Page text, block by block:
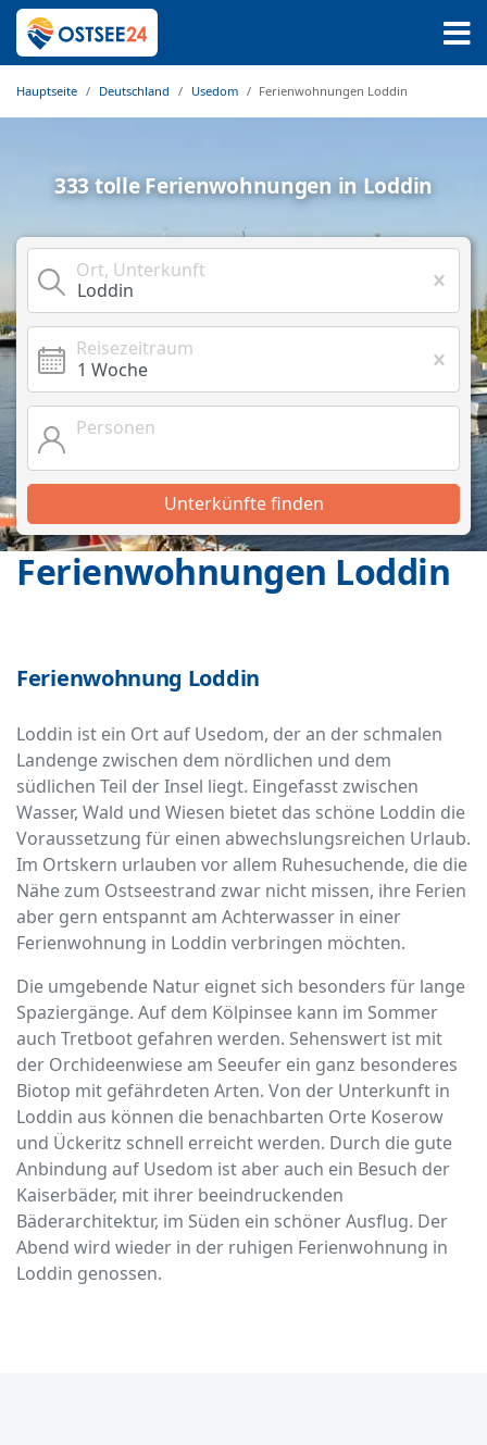
Hauptseite Deutschland Usedom Ferienwohnungen Loddin
333 tolle Ferienwohnungen in Loddin
Ort, Unterkunft
Reisezeitraum
Personen
Unterkünfte finden
Ferienwohnungen Loddin
Ferienwohnung Loddin
Loddin ist ein Ort auf Usedom, der an der schmalen
Landenge zwischen dem nördlichen und dem
südlichen Teil der Insel liegt. Eingefasst zwischen
Wasser, Wald und Wiesen bietet das schöne Loddin die
Voraussetzung für einen abwechslungsreichen Urlaub.
Im Ortskern urlauben vor allem Ruhesuchende, die die
Nähe zum Ostseestrand zwar nicht missen, ihre Ferien
aber gern entspannt am Achterwasser in einer
Ferienwohnung in Loddin verbringen möchten.
Die umgebende Natur eignet sich besonders für lange
Spaziergänge. Auf dem Kölpinsee kann im Sommer
auch Tretboot gefahren werden. Sehenswert ist mit
der Orchideenwiese am Seeufer ein ganz besonderes
Biotop mit gefährdeten Arten. Von der Unterkunft in
Loddin aus können die benachbarten Orte Koserow
und Ückeritz schnell erreicht werden. Durch die gute
Anbindung auf Usedom ist aber auch ein Besuch der
Kaiserbäder, mit ihrer beeindruckenden
Bäderarchitektur, im Süden ein schöner Ausflug. Der
Abend wird wieder in der ruhigen Ferienwohnung in
Loddin genossen.